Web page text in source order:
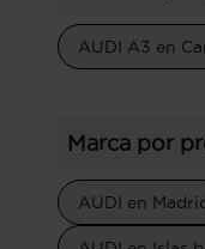
AUDI A3 en
Marca por
AUDI en